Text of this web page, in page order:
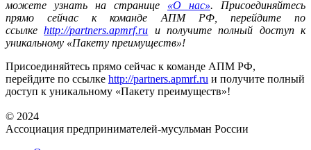
можете узнать на странице «О нас». Присоединяйтесь
прямо сейчас к команде АПМ РФ, перейдите по
ссылкеhttp://partners.apmrf.ru и получите полный доступ к
уникальному «Пакету преимуществ»!
Присоединяйтесь прямо сейчас к команде АПМ РФ,
перейдите по ссылке http://partners.apmrf.ru и получите полный
доступ к уникальному «Пакету преимуществ»!
© 2024
Ассоциация предпринимателей-мусульман России